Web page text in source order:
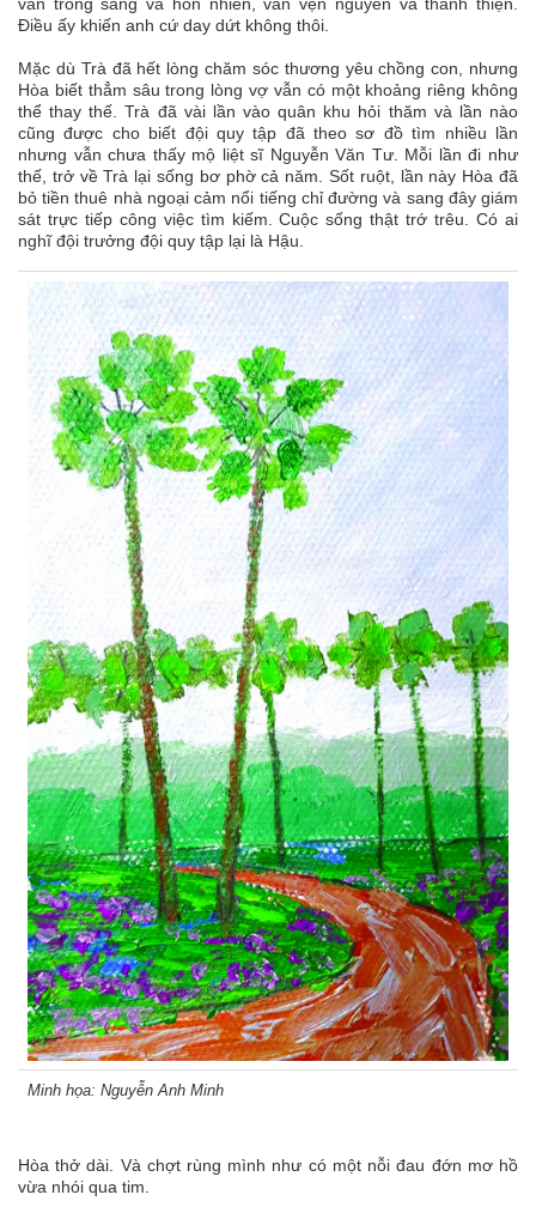
vẫn trong sáng và hồn nhiên, vẫn vẹn nguyên và thánh thiện.
Điều ấy khiến anh cứ day dứt không thôi.
Mặc dù Trà đã hết lòng chăm sóc thương yêu chồng con, nhưng
Hòa biết thẳm sâu trong lòng vợ vẫn có một khoảng riêng không
thể thay thế. Trà đã vài lần vào quân khu hỏi thăm và lần nào
cũng được cho biết đội quy tập đã theo sơ đồ tìm nhiều lần
nhưng vẫn chưa thấy mộ liệt sĩ Nguyễn Văn Tư. Mỗi lần đi như
thế, trở về Trà lại sống bơ phờ cả năm. Sốt ruột, lần này Hòa đã
bỏ tiền thuê nhà ngoại cảm nổi tiếng chỉ đường và sang đây giám
sát trực tiếp công việc tìm kiếm. Cuộc sống thật trớ trêu. Có ai
nghĩ đội trưởng đội quy tập lại là Hậu.
Minh họa: Nguyễn Anh Minh
Hòa thở dài. Và chợt rùng mình như có một nỗi đau đớn mơ hồ
vừa nhói qua tim.